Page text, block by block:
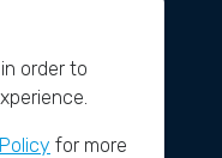
order to
for more